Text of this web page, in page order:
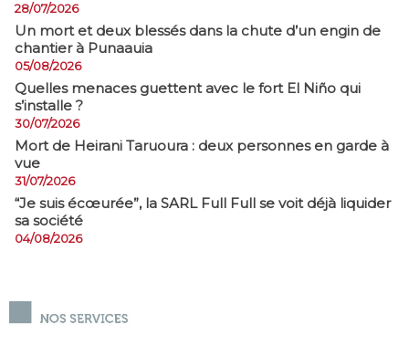
28/07/2026
​Un mort et deux blessés dans la chute d’un engin de
chantier à Punaauia
05/08/2026
Quelles menaces guettent avec le fort El Niño qui
s’installe ?
30/07/2026
Mort de Heirani Taruoura : deux personnes en garde à
vue
31/07/2026
​“Je suis écœurée”, la SARL Full Full se voit déjà liquider
sa société
04/08/2026